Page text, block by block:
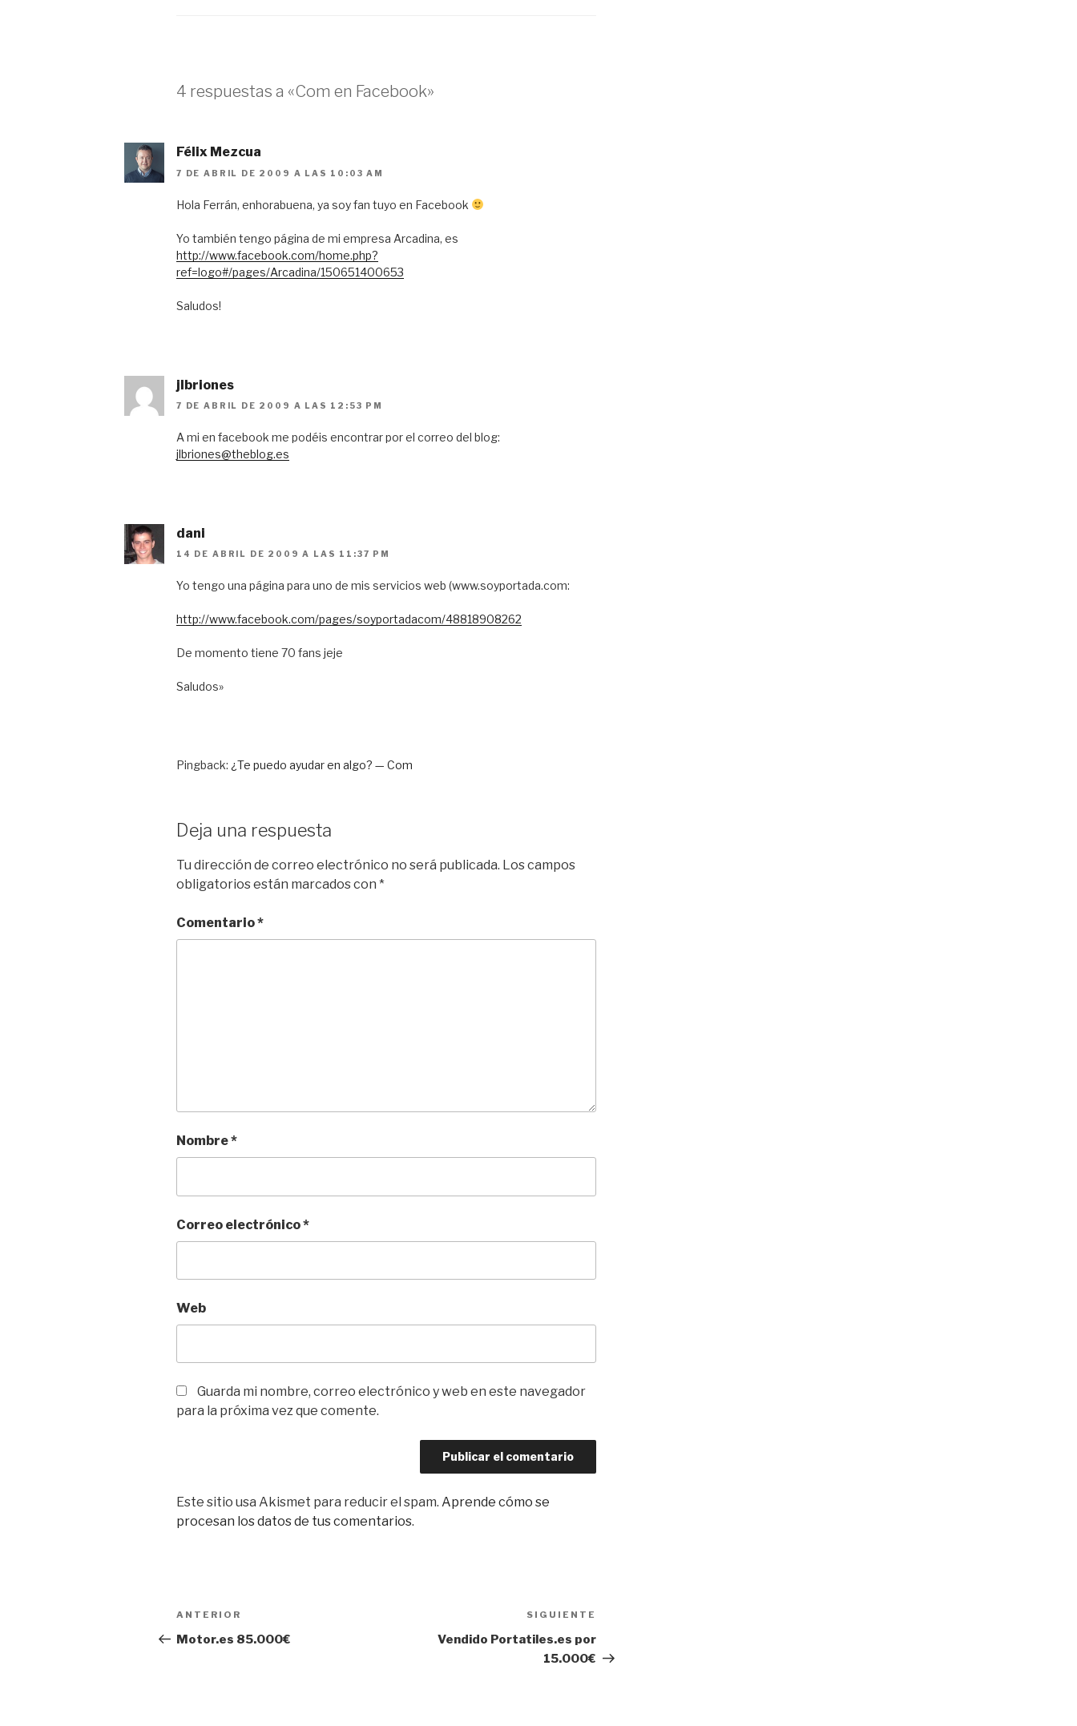
4 respuestas a «Com en Facebook»
Félix Mezcua
7 DE ABRIL DE 2009 A LAS 10:03 AM
Hola Ferrán, enhorabuena, ya soy fan tuyo en Facebook
Yo también tengo página de mi empresa Arcadina, es
http://www.facebook.com/home.php?
ref=logo#/pages/Arcadina/150651400653
Saludos!
jlbriones
7 DE ABRIL DE 2009 A LAS 12:53 PM
A mi en facebook me podéis encontrar por el correo del blog:
jlbriones@theblog.es
dani
14 DE ABRIL DE 2009 A LAS 11:37 PM
Yo tengo una página para uno de mis servicios web (www.soyportada.com:
http://www.facebook.com/pages/soyportadacom/48818908262
De momento tiene 70 fans jeje
Saludos»
Pingback: ¿Te puedo ayudar en algo? — Com
Deja una respuesta
Tu dirección de correo electrónico no será publicada. Los campos
obligatorios están marcados con *
Comentario*
Nombre*
Correo electrónico*
Web
Guarda mi nombre, correo electrónico y web en este navegador
para la próxima vez que comente.
Este sitio usa Akismet para reducir el spam. Aprende cómo se
procesan los datos de tus comentarios.
Navegación
de
Entrada
anterior:
ANTERIOR
Motor.es 85.000€
entrada
SIGUIENTE
Vendido Portatiles.es por
15.000€